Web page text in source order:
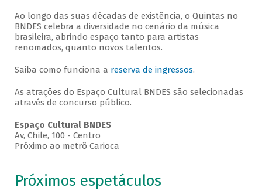
Ao longo das suas décadas de existência, o Quintas no
BNDES celebra a diversidade no cenário da música
brasileira, abrindo espaço tanto para artistas
renomados, quanto novos talentos.
Saiba como funciona a reserva de ingressos.
As atrações do Espaço Cultural BNDES são selecionadas
através de concurso público.
Espaço Cultural BNDES
Av, Chile, 100 - Centro
Próximo ao metrô Carioca
Próximos espetáculos